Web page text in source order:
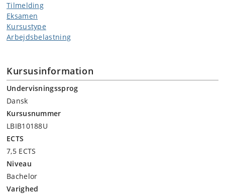
Tilmelding
Eksamen
Kursustype
Arbejdsbelastning
Kursusinformation
Undervisningssprog
Dansk
Kursusnummer
LBIB10188U
ECTS
7,5 ECTS
Niveau
Bachelor
Varighed